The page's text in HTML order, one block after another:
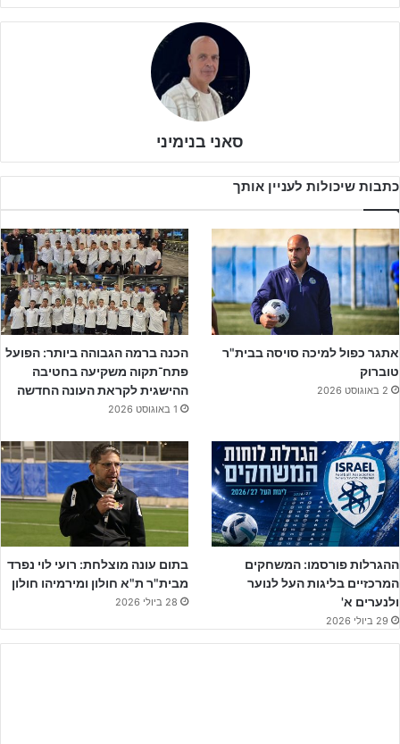
גם תשע נקודות רצופות אשר השיגה בית"ר בשלושת משחקיה האחרונים,
בהם כבשה אחד עשר שערי ליגה, וגם כאשר מחזור לסיום הצליחה
לעקוף את יריבתה למאבק ההישארות טוברוק ויצאה למשחק חוץ נגד בני
של רמת גן על הפועל חיפה ממחוז צפון במשחק המבחן הראשון, נפגשו
אחר הצוהריים שתי הקבוצות באצטדיון בבת ים למשחק מכריע, אשר
יקבע מי תהיה הנציגה האחרונה בליגת העל בעונה הבאה.
נתחיל מתמונת הסיום: השריקה האחרונה מצאה את שחקני רמת גן
שרועים באכזבה מרה על כר הדשא ומבינים את גודל הפספוס. מנגד,
שחקני בית"ר נראו מאופקים, כמבינים שהמעמד המיותר מבחינתם יכול
היה להסתיים אחרת.
הרבה לחץ השתחרר הערב בשורות המועדון של בית"ר ירושלים, שהיום
לפני שנה רשם הישג היסטורי וחסר תקדים והחזיר בעונה אחת את ארבע
קבוצותיו אל ליגת העל. המועדון הירושלמי השלים שרשרת של קבוצות
סאני בנימיני
כתבות שיכולות לעניין אותך
אתגר כפול למיכה סויסה בבית"ר
טוברוק
2 באוגוסט 2026
הכנה ברמה הגבוהה ביותר: הפועל
פתח־תקוה משקיעה בחטיבה
ההישגית לקראת העונה החדשה
1 באוגוסט 2026
ההגרלות פורסמו: המשחקים
המרכזיים בליגות העל לנוער
ולנערים א'
29 ביולי 2026
בתום עונה מוצלחת: רועי לוי נפרד
מבית"ר ת"א חולון ומירמיהו חולון
28 ביולי 2026